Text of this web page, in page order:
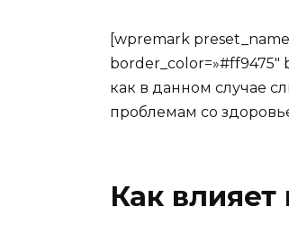
[wpremark
border_color=»#ff9475″
как в данном случае
проблемам со
Как влияет